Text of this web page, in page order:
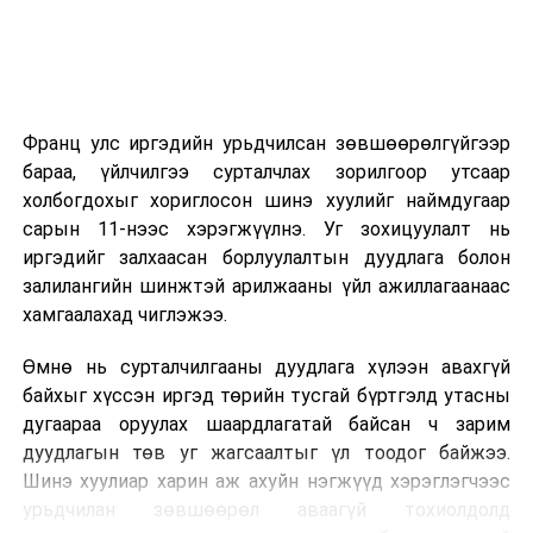
2026 оны 9 дүгээр сарын 13-наас оюутнуудыг
дотуур байранд оруулж эхэлнэ.
Сургууль, цэцэрлэгийн үйл ажиллагааны
зохицуулалт
2026 оны 8 дугаар сарын 17–28-ны өдрүүдэд
байранд элсэлт, бүртгэл болон бусад аливаа
арга хэмжээ зохион байгуулахгүй болно.
Франц улс иргэдийн урьдчилсан зөвшөөрөлгүйгээр
бараа, үйлчилгээ сурталчлах зорилгоор утсаар
холбогдохыг хориглосон шинэ хуулийг наймдугаар
сарын 11-нээс хэрэгжүүлнэ. Уг зохицуулалт нь
иргэдийг залхаасан борлуулалтын дуудлага болон
залилангийн шинжтэй арилжааны үйл ажиллагаанаас
хамгаалахад чиглэжээ.
Өмнө нь сурталчилгааны дуудлага хүлээн авахгүй
байхыг хүссэн иргэд төрийн тусгай бүртгэлд утасны
дугаараа оруулах шаардлагатай байсан ч зарим
дуудлагын төв уг жагсаалтыг үл тоодог байжээ.
Шинэ хуулиар харин аж ахуйн нэгжүүд хэрэглэгчээс
урьдчилан зөвшөөрөл аваагүй тохиолдолд